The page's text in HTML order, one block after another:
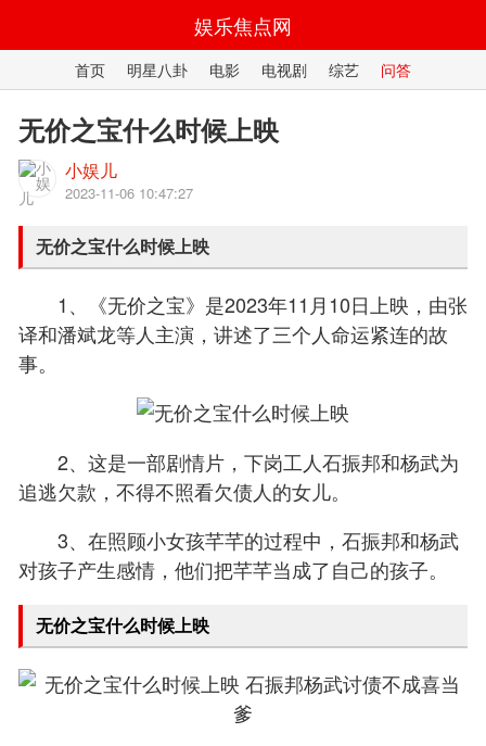
娱乐焦点网
首页 明星八卦 电影 电视剧 综艺 问答
无价之宝什么时候上映
小娱儿
2023-11-06 10:47:27
无价之宝什么时候上映
1、《无价之宝》是2023年11月10日上映，由张
译和潘斌龙等人主演，讲述了三个人命运紧连的故
事。
2、这是一部剧情片，下岗工人石振邦和杨武为
追逃欠款，不得不照看欠债人的女儿。
3、在照顾小女孩芊芊的过程中，石振邦和杨武
对孩子产生感情，他们把芊芊当成了自己的孩子。
无价之宝什么时候上映